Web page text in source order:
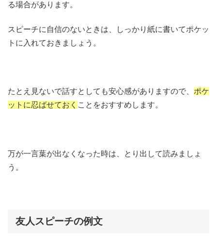
る場合があります。
スピーチに自信のないときは、しっかり紙に書いてポケッ
トに入れておきましょう。
たとえ見ないで話すとしても安心感がありますので、 ポケ
ットに忍ばせておく ことをおすすめします。
万が一言葉が出なくなった時は、とり出して読みましょ
う。
友人スピーチの例文